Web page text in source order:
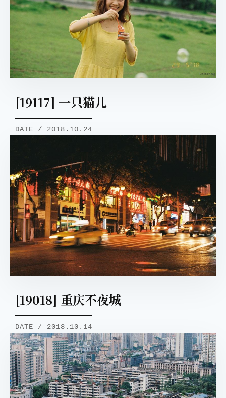
[19117] 一只猫儿
DATE / 2018.10.24
[19018] 重庆不夜城
DATE / 2018.10.14